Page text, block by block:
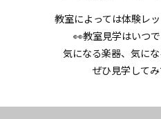
教室によっては体験レ
👀教室見学はいつで
気になる楽器、気にな
ぜひ見学してみ